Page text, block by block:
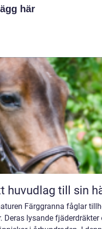
här
rätt huvudlag till sin
Färggranna fåglar
Deras lysande fjäderdräkter